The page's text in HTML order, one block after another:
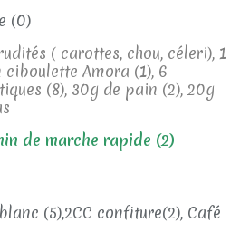
(0)
( carottes, chou, céleri), 1
Amora (1), 6
(8), 30g de pain (2), 20g
de marche rapide (2)
(5),2CC confiture(2), Café